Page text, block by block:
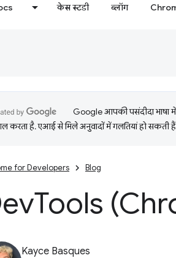
केस स्टडी ब्लॉग
Google आपकी पसंदीदा भाषा
करता है. एआई से मिले अनुवादों में गलतियां हो सकती
for Developers Blog
Tools
Kayce Basques